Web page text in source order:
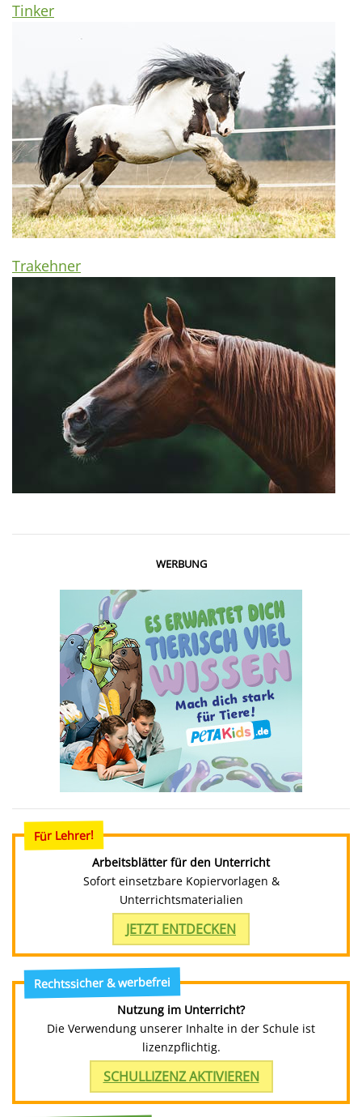
Tinker
Trakehner
WERBUNG
Für Lehrer!
Arbeitsblätter für den Unterricht
Sofort einsetzbare Kopiervorlagen &
Unterrichtsmaterialien
JETZT ENTDECKEN
Rechtssicher & werbefrei
Nutzung im Unterricht?
Die Verwendung unserer Inhalte in der Schule ist
lizenzpflichtig.
SCHULLIZENZ AKTIVIEREN